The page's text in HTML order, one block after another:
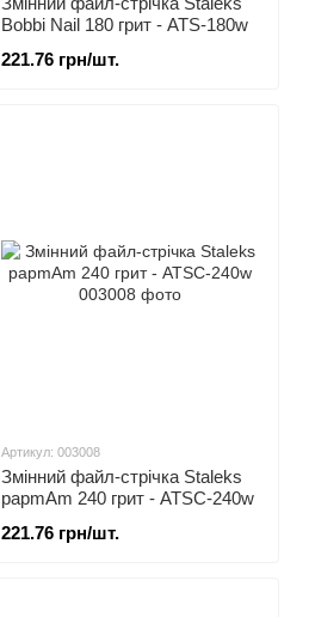
Bobbi Nail 180 грит - ATS-180w
221.76 грн/шт.
Артикул: 003008
Змінний файл-стрічка Staleks
papmAm 240 грит - ATSC-240w
221.76 грн/шт.